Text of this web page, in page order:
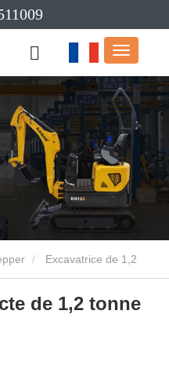
Excavatrice de 1,2
tonnede 1,2 tonne